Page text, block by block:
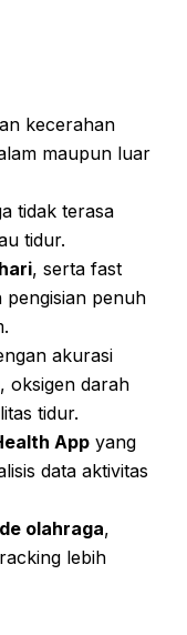
kecerahan
maupun luar
tidak terasa
tidur.
, serta fast
pengisian penuh
akurasi
oksigen darah
tidur.
App yang
data aktivitas
olahraga,
lebih